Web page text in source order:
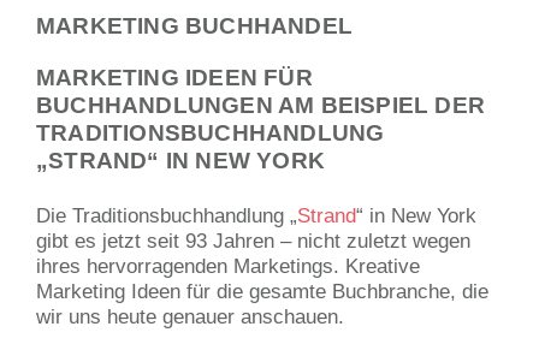
MARKETING BUCHHANDEL
MARKETING IDEEN FÜR
BUCHHANDLUNGEN AM BEISPIEL DER
TRADITIONSBUCHHANDLUNG
„STRAND“ IN NEW YORK
Die Traditionsbuchhandlung „Strand“ in New York
gibt es jetzt seit 93 Jahren – nicht zuletzt wegen
ihres hervorragenden Marketings. Kreative
Marketing Ideen für die gesamte Buchbranche, die
wir uns heute genauer anschauen.